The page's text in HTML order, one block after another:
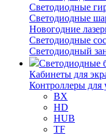
Светодиодные
Светодиодные
Новогодние
Светодиодные
Светодиодный
Светодиодные
Кабинеты для
Контроллеры для
BX
HD
HUB
TF